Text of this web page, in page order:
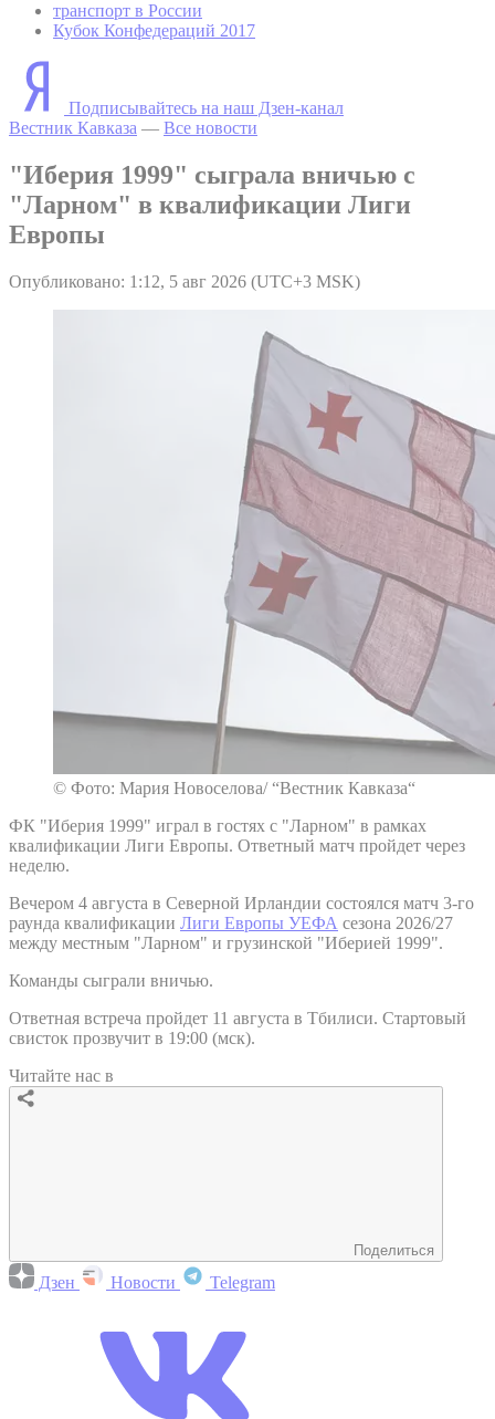
транспорт в России
Кубок Конфедераций 2017
Подписывайтесь на наш Дзен-канал
Вестник Кавказа — Все новости
"Иберия 1999" сыграла вничью с
"Ларном" в квалификации Лиги
Европы
Опубликовано: 1:12, 5 авг 2026 (UTC+3 MSK)
© Фото: Мария Новоселова/ “Вестник Кавказа“
ФК "Иберия 1999" играл в гостях с "Ларном" в рамках
квалификации Лиги Европы. Ответный матч пройдет через
неделю.
Вечером 4 августа в Северной Ирландии состоялся матч 3-го
раунда квалификации Лиги Европы УЕФА сезона 2026/27
между местным "Ларном" и грузинской "Иберией 1999".
Команды сыграли вничью.
Ответная встреча пройдет 11 августа в Тбилиси. Стартовый
свисток прозвучит в 19:00 (мск).
Читайте нас в
Поделиться
Дзен Новости Telegram